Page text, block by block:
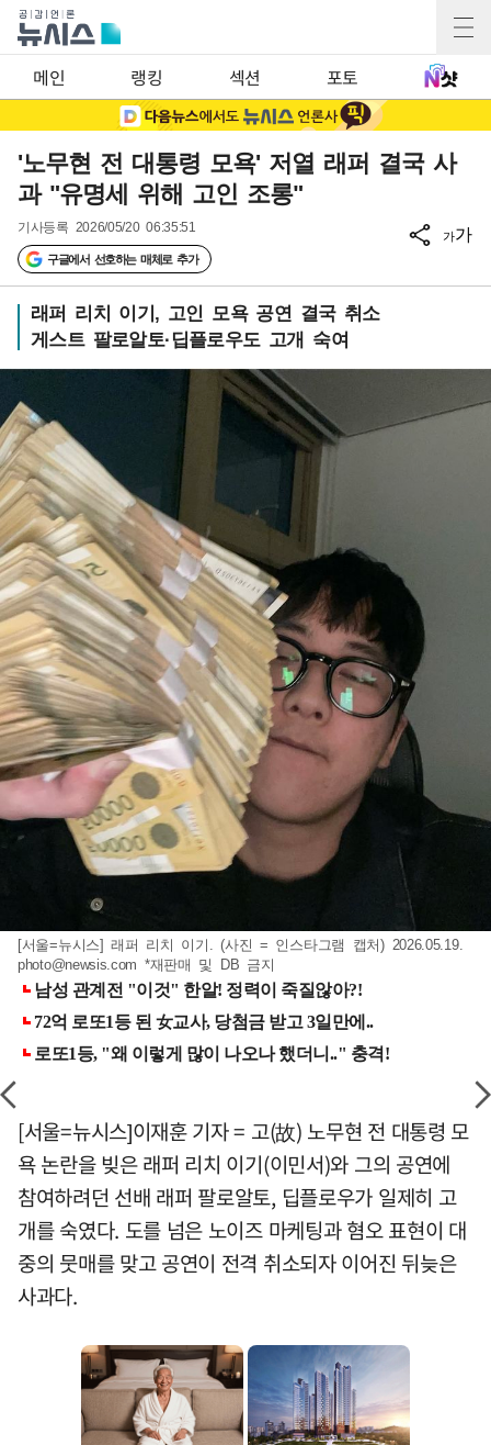
메인 랭킹 섹션 포토
'노무현 전 대통령 모욕' 저열 래퍼 결국 사
과 "유명세 위해 고인 조롱"
기사등록 2026/05/20 06:35:51
구글에서 선호하는 매체로 추가
가가
래퍼 리치 이기, 고인 모욕 공연 결국 취소
게스트 팔로알토·딥플로우도 고개 숙여
[서울=뉴시스] 래퍼 리치 이기. (사진 = 인스타그램 캡처) 2026.05.19.
photo@newsis.com *재판매 및 DB 금지
[서울=뉴시스]이재훈 기자 = 고(故) 노무현 전 대통령 모
욕 논란을 빚은 래퍼 리치 이기(이민서)와 그의 공연에
참여하려던 선배 래퍼 팔로알토, 딥플로우가 일제히 고
개를 숙였다. 도를 넘은 노이즈 마케팅과 혐오 표현이 대
중의 뭇매를 맞고 공연이 전격 취소되자 이어진 뒤늦은
사과다.